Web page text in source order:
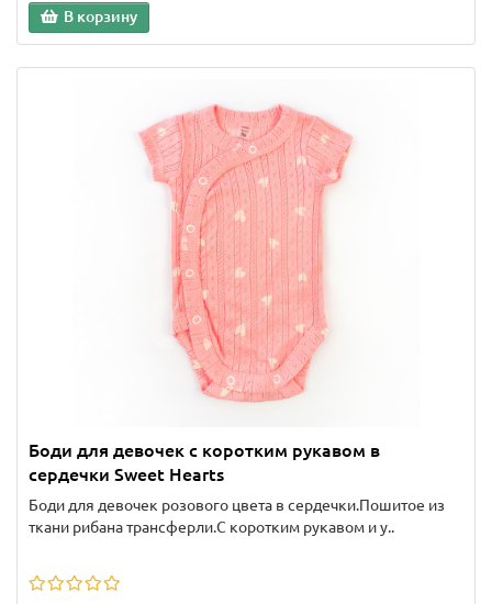
В корзину
Боди для девочек с коротким рукавом в
сердечки Sweet Hearts
Боди для девочек розового цвета в сердечки.Пошитое из
ткани рибана трансферли.С коротким рукавом и у..